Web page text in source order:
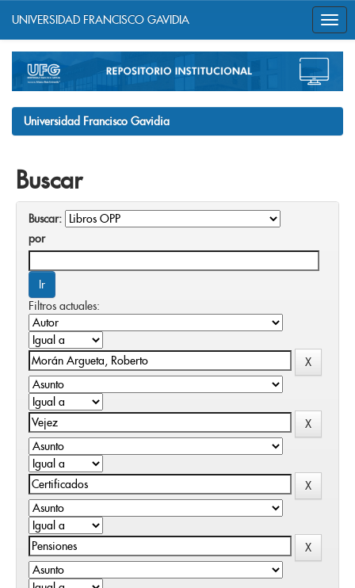
navigation
UNIVERSIDAD FRANCISCO GAVIDIA
Universidad Francisco Gavidia
Buscar
Buscar:
por
Filtros actuales: